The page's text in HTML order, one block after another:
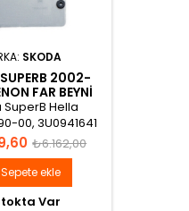
SKODA
2002-
FAR BEYNI
SuperB Hella
00, 3U0941641
Far Beyni
Normal
fiyat
₺6.162,00
Sepete ekle
Var